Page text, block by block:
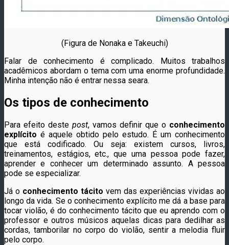
(Figura de Nonaka e Takeuchi)
Falar de conhecimento é complicado. Muitos trabalhos
acadêmicos abordam o tema com uma enorme profundidade.
Minha intenção não é entrar nessa seara.
Os tipos de conhecimento
Para efeito deste post, vamos definir que o conhecimento
explícito é aquele obtido pelo estudo. É um conhecimento
que está codificado. Ou seja: existem cursos, livros,
treinamentos, estágios, etc., que uma pessoa pode fazer,
aprender e conhecer um determinado assunto. A pessoa
pode se especializar.
Já o conhecimento tácito vem das experiências vividas ao
longo da vida. Se o conhecimento explícito me dá a base para
tocar violão, é do conhecimento tácito que eu aprendo com o
professor e outros músicos aquelas dicas para dedilhar as
cordas, tamborilar no corpo do violão, sentir a melodia fluir
pelo corpo.